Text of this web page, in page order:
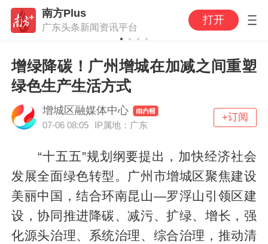
南方Plus
广东头条新闻资讯平台
打开
增绿降碳！广州增城在加减之间重塑
绿色生产生活方式
增城区融媒体中心
07-06 08:05 IP属地：广东
+订阅
“十五五”规划纲要提出，加快经济社会
发展全面绿色转型。广州市增城区聚焦建设
美丽中国，结合环南昆山—罗浮山引领区建
设，协同推进降碳、减污、扩绿、增长，强
化源头治理、系统治理、综合治理，推动清